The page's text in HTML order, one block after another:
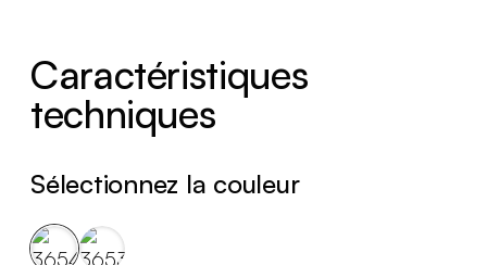
Caractéristiques
techniques
Sélectionnez la couleur